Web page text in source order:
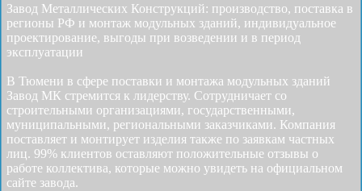
Завод Металлических Конструкций: производство, поставка в
регионы РФ и монтаж модульных зданий, индивидуальное
проектирование, выгоды при возведении и в период
эксплуатации
В Тюмени в сфере поставки и монтажа модульных зданий
Завод МК стремится к лидерству. Сотрудничает со
строительными организациями, государственными,
муниципальными, региональными заказчиками. Компания
поставляет и монтирует изделия также по заявкам частных
лиц. 99% клиентов оставляют положительные отзывы о
работе коллектива, которые можно увидеть на официальном
сайте завода.